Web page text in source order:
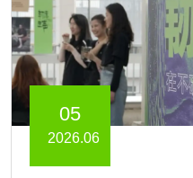
05
2026.06